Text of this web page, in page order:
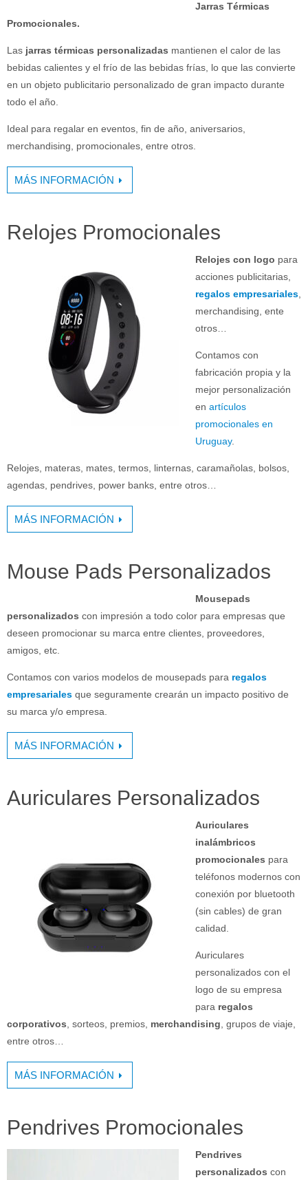
Jarras Térmicas
Promocionales.
Las jarras térmicas personalizadas mantienen el calor de las
bebidas calientes y el frío de las bebidas frías, lo que las convierte
en un objeto publicitario personalizado de gran impacto durante
todo el año.
Ideal para regalar en eventos, fin de año, aniversarios,
merchandising, promocionales, entre otros.
MÁS INFORMACIÓN
Relojes Promocionales
Relojes con logo para
acciones publicitarias,
regalos empresariales
merchandising, ente
otros…
Contamos con
fabricación propia y la
mejor personalización
en artículos
promocionales en
Uruguay.
Relojes, materas, mates, termos, linternas, caramañolas, bolsos,
agendas, pendrives, power banks, entre otros…
MÁS INFORMACIÓN
Mouse Pads Personalizados
Mousepads
personalizados con impresión a todo color para empresas que
deseen promocionar su marca entre clientes, proveedores,
amigos, etc.
Contamos con varios modelos de mousepads para regalos
empresariales que seguramente crearán un impacto positivo de
su marca y/o empresa.
MÁS INFORMACIÓN
Auriculares Personalizados
Auriculares
inalámbricos
promocionales para
teléfonos modernos con
conexión por bluetooth
(sin cables) de gran
calidad.
Auriculares
personalizados con el
logo de su empresa
para regalos
corporativos , sorteos, premios, merchandising , grupos de viaje,
entre otros…
MÁS INFORMACIÓN
Pendrives Promocionales
Pendrives
personalizados con